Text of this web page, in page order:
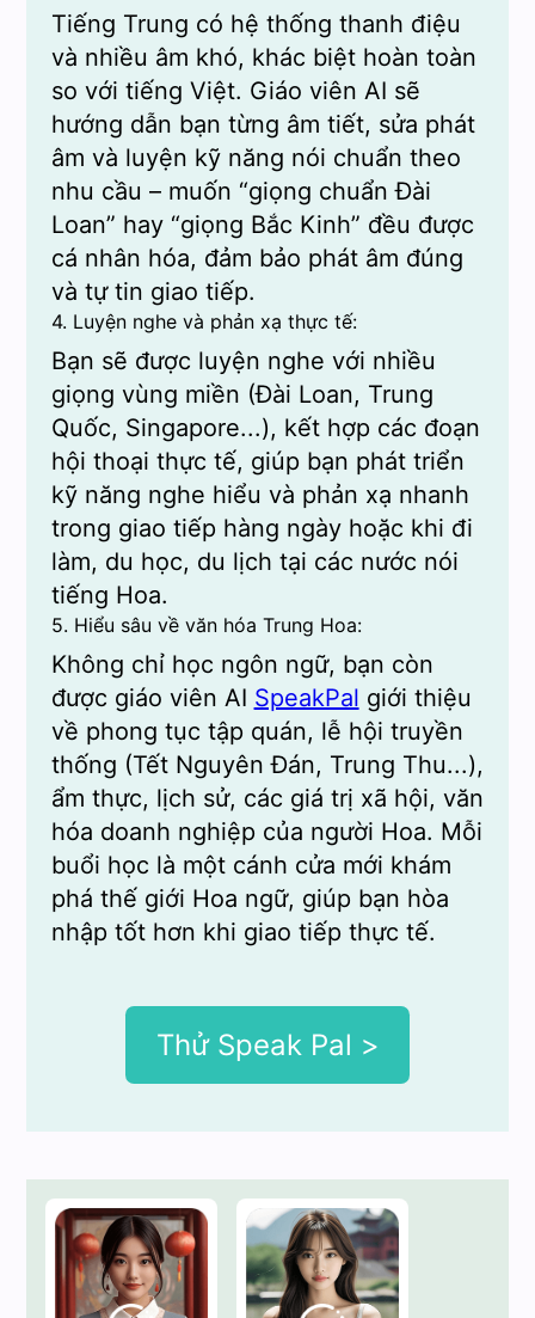
Tiếng Trung có hệ thống thanh điệu
và nhiều âm khó, khác biệt hoàn toàn
so với tiếng Việt. Giáo viên AI sẽ
hướng dẫn bạn từng âm tiết, sửa phát
âm và luyện kỹ năng nói chuẩn theo
nhu cầu – muốn “giọng chuẩn Đài
Loan” hay “giọng Bắc Kinh” đều được
cá nhân hóa, đảm bảo phát âm đúng
và tự tin giao tiếp.
4. Luyện nghe và phản xạ thực tế:
Bạn sẽ được luyện nghe với nhiều
giọng vùng miền (Đài Loan, Trung
Quốc, Singapore...), kết hợp các đoạn
hội thoại thực tế, giúp bạn phát triển
kỹ năng nghe hiểu và phản xạ nhanh
trong giao tiếp hàng ngày hoặc khi đi
làm, du học, du lịch tại các nước nói
tiếng Hoa.
5. Hiểu sâu về văn hóa Trung Hoa:
Không chỉ học ngôn ngữ, bạn còn
được giáo viên AI SpeakPal giới thiệu
về phong tục tập quán, lễ hội truyền
thống (Tết Nguyên Đán, Trung Thu...),
ẩm thực, lịch sử, các giá trị xã hội, văn
hóa doanh nghiệp của người Hoa. Mỗi
buổi học là một cánh cửa mới khám
phá thế giới Hoa ngữ, giúp bạn hòa
nhập tốt hơn khi giao tiếp thực tế.
Thử Speak Pal >